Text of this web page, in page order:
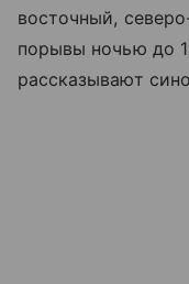
восточный,
порывы ночью до
рассказывают